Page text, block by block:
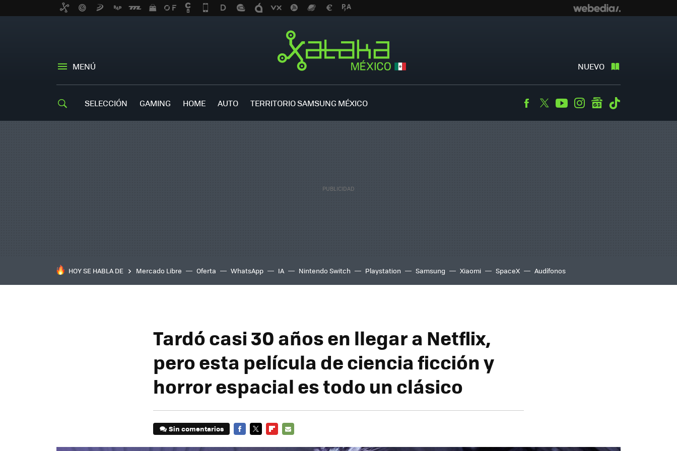
MENÚ NUEVO
SELECCIÓN GAMING HOME AUTO TERRITORIO SAMSUNG MÉXICO Facebook
TwitterYoutubeInstagramgooglenews
HOY SE HABLA DE Mercado Libre Oferta WhatsApp IA Nintendo Switch Playstation Samsung Xiaomi SpaceX Audífonos
Tardó casi 30 años en llegar a Netflix,
pero esta película de ciencia ficción y
horror espacial es todo un clásico
Sin comentarios